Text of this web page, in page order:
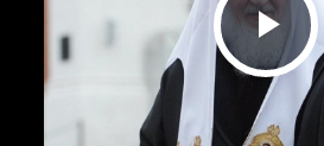
Play